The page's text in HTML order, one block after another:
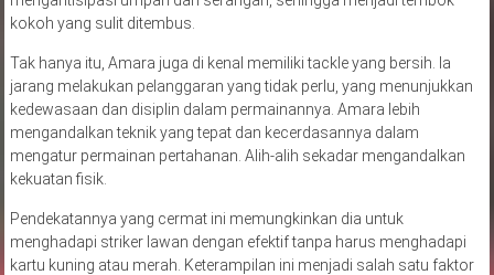
kokoh yang sulit ditembus.
Tak hanya itu, Amara juga di kenal memiliki tackle yang bersih. Ia
jarang melakukan pelanggaran yang tidak perlu, yang menunjukkan
kedewasaan dan disiplin dalam permainannya. Amara lebih
mengandalkan teknik yang tepat dan kecerdasannya dalam
mengatur permainan pertahanan. Alih-alih sekadar mengandalkan
kekuatan fisik.
Pendekatannya yang cermat ini memungkinkan dia untuk
menghadapi striker lawan dengan efektif tanpa harus menghadapi
kartu kuning atau merah. Keterampilan ini menjadi salah satu faktor